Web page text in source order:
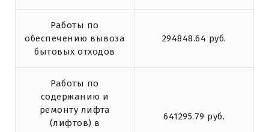
Работы по
обеспечению вывоза
бытовых отходов
294848.64 руб.
Работы по
содержанию и
ремонту лифта
(лифтов) в
641295.79 руб.